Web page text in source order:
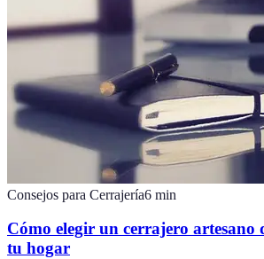
Consejos para Cerrajería6 min
Cómo elegir un cerrajero artesano
tu hogar